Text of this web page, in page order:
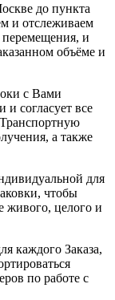
до пункта
и отслеживаем
перемещения, и
объёме и
с Вами
и согласует все
а также
для
чтобы
живого, целого и
каждого Заказа,
по работе с